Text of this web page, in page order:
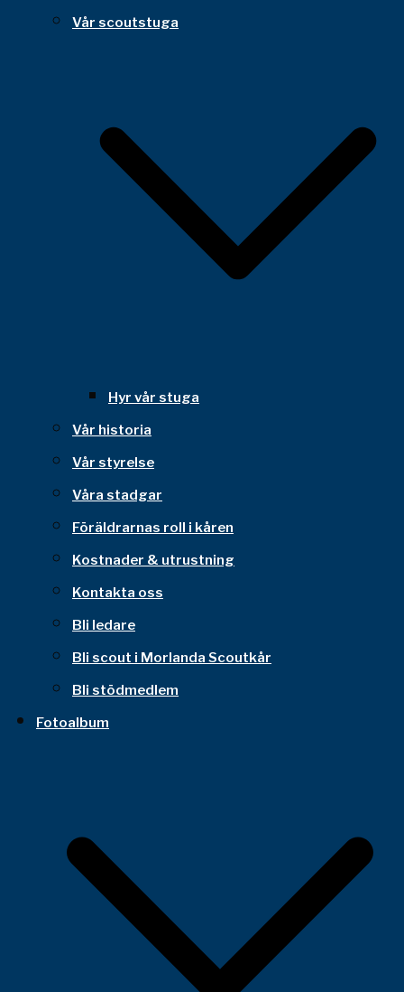
Vår scoutstuga
Hyr vår stuga
Vår historia
Vår styrelse
Våra stadgar
Föräldrarnas roll i kåren
Kostnader & utrustning
Kontakta oss
Bli ledare
Bli scout i Morlanda Scoutkår
Bli stödmedlem
Fotoalbum